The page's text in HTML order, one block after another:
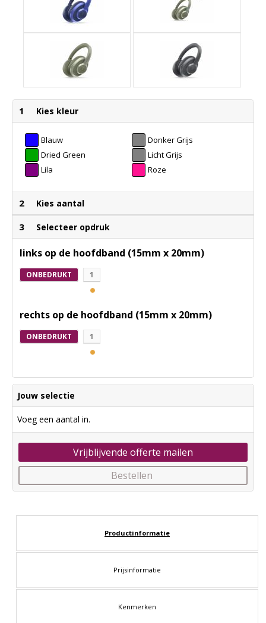
1 Kies kleur
Blauw
Donker Grijs
Dried Green
Licht Grijs
Lila
Roze
2 Kies aantal
3 Selecteer opdruk
links op de hoofdband (15mm x 20mm)
ONBEDRUKT 1
rechts op de hoofdband (15mm x 20mm)
ONBEDRUKT 1
Jouw selectie
Voeg een aantal in.
Vrijblijvende offerte mailen
Bestellen
Productinformatie
Prijsinformatie
Kenmerken